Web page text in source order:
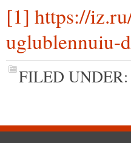
[1] https://
uglublennuiu-
FILED UNDER: